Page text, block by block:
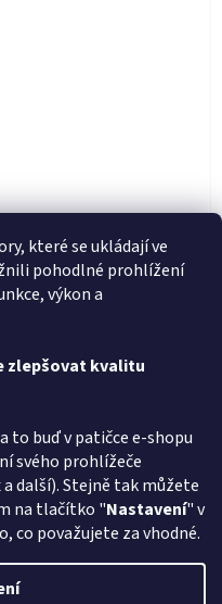
které se ukládají ve
pohodlné prohlížení
výkon a
zlepšovat kvalitu
to buď v patičce e-shopu
svého prohlížeče
další). Stejně tak můžete
na tlačítko "Nastavení" v
co považujete za vhodné.
z 5 hvězdiček.
z 5 hvězdiček.
z 5 hvězdiček.
recenzí